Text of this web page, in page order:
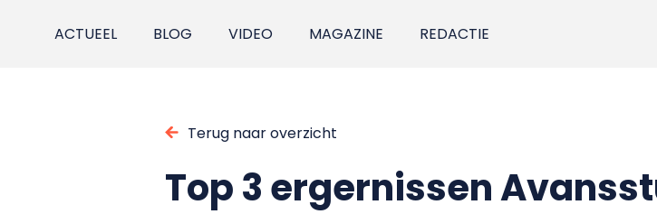
ACTUEEL BLOG VIDEO MAGAZINE REDACTIE
Terug naar overzicht
Top 3 ergernissen